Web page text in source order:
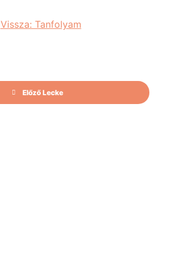
Előző Lecke
Vissza: Tanfolyam